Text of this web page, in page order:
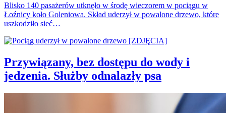
Blisko 140 pasażerów utknęło w środę wieczorem w pociągu w
Łoźnicy koło Goleniowa. Skład uderzył w powalone drzewo, które
uszkodziło sieć…
Przywiązany, bez dostępu do wody i
jedzenia. Służby odnalazły psa